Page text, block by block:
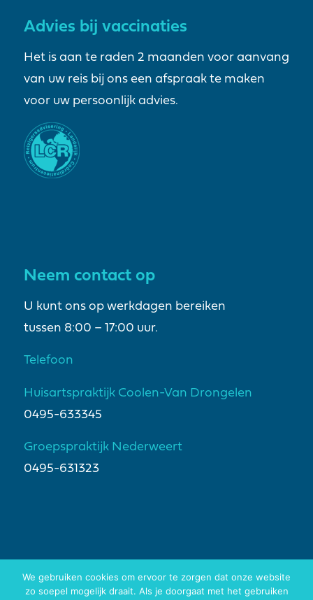
Advies bij vaccinaties
Het is aan te raden 2 maanden voor aanvang
van uw reis bij ons een afspraak te maken
voor uw persoonlijk advies.
Neem contact op
U kunt ons op werkdagen bereiken
tussen 8:00 – 17:00 uur.
Telefoon
Huisartspraktijk Coolen-Van Drongelen
0495-633345
Groepspraktijk Nederweert
0495-631323
We gebruiken cookies om ervoor te zorgen dat onze website
zo soepel mogelijk draait. Als je doorgaat met het gebruiken